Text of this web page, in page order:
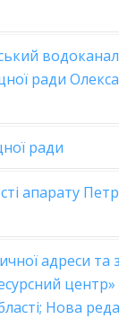
ради
ради
апарату
адреси та
центр»
Нова